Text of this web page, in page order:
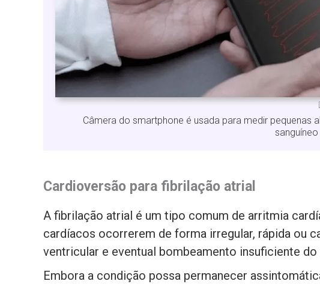
Câmera do smartphone é usada para medir pequenas
Cardioversão para fibrilação atrial
A fibrilação atrial é um tipo comum de arritmia
cardíacos ocorrerem de forma irregular, rápida ou
ventricular e eventual bombeamento insuficiente do
Embora a condição possa permanecer